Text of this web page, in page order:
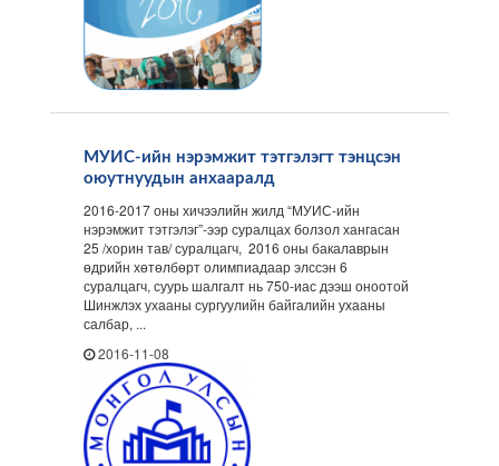
МУИС-ийн нэрэмжит тэтгэлэгт тэнцсэн
оюутнуудын анхааралд
2016-2017 оны хичээлийн жилд “МУИС-ийн
нэрэмжит тэтгэлэг”-ээр суралцах болзол хангасан
25 /хорин тав/ суралцагч, 2016 оны бакалаврын
өдрийн хөтөлбөрт олимпиадаар элссэн 6
суралцагч, суурь шалгалт нь 750-иас дээш оноотой
Шинжлэх ухааны сургуулийн байгалийн ухааны
салбар, ...
2016-11-08